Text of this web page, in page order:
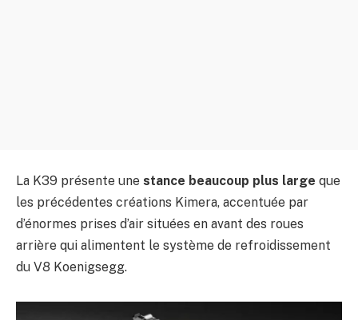
La K39 présente une stance beaucoup plus large que
les précédentes créations Kimera, accentuée par
d’énormes prises d’air situées en avant des roues
arrière qui alimentent le système de refroidissement
du V8 Koenigsegg.